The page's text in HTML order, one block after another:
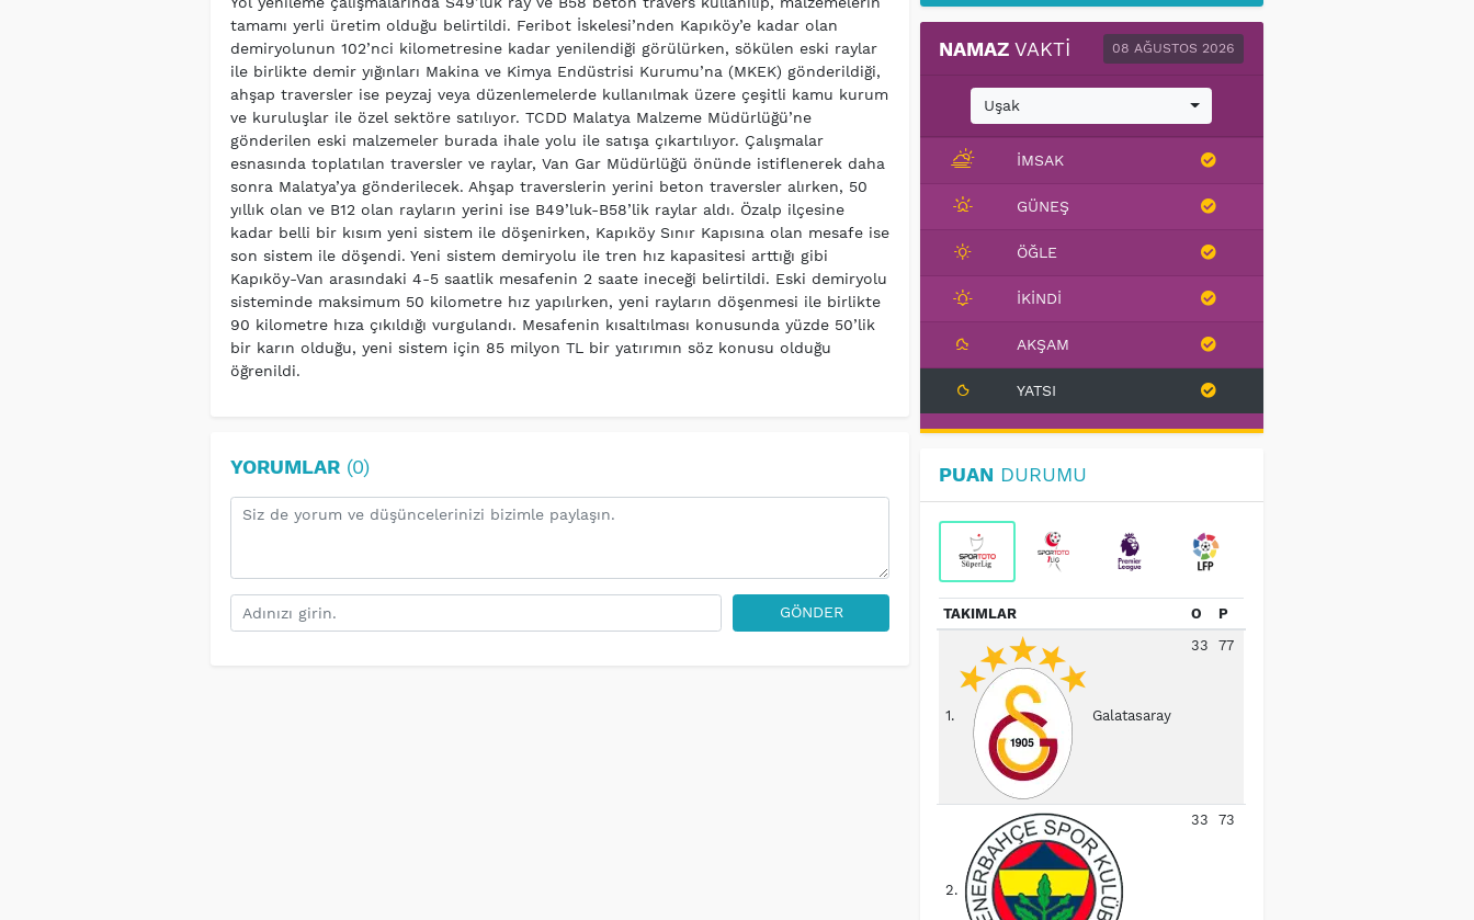
tamamı yerli üretim olduğu belirtildi. Feribot İskelesi’nden Kapıköy’e kadar olan
demiryolunun 102’nci kilometresine kadar yenilendiği görülürken, sökülen eski raylar
ile birlikte demir yığınları Makina ve Kimya Endüstrisi Kurumu’na (MKEK) gönderildiği,
ahşap traversler ise peyzaj veya düzenlemelerde kullanılmak üzere çeşitli kamu kurum
ve kuruluşlar ile özel sektöre satılıyor. TCDD Malatya Malzeme Müdürlüğü’ne
gönderilen eski malzemeler burada ihale yolu ile satışa çıkartılıyor. Çalışmalar
esnasında toplatılan traversler ve raylar, Van Gar Müdürlüğü önünde istiflenerek daha
sonra Malatya’ya gönderilecek. Ahşap traverslerin yerini beton traversler alırken, 50
yıllık olan ve B12 olan rayların yerini ise B49’luk-B58’lik raylar aldı. Özalp ilçesine
kadar belli bir kısım yeni sistem ile döşenirken, Kapıköy Sınır Kapısına olan mesafe ise
son sistem ile döşendi. Yeni sistem demiryolu ile tren hız kapasitesi arttığı gibi
Kapıköy-Van arasındaki 4-5 saatlik mesafenin 2 saate ineceği belirtildi. Eski demiryolu
sisteminde maksimum 50 kilometre hız yapılırken, yeni rayların döşenmesi ile birlikte
90 kilometre hıza çıkıldığı vurgulandı. Mesafenin kısaltılması konusunda yüzde 50’lik
bir karın olduğu, yeni sistem için 85 milyon TL bir yatırımın söz konusu olduğu
öğrenildi.
YORUMLAR(0)
GÖNDER
NAMAZ VAKTI 08 AĞUSTOS 2026
Uşak
İMSAK
GÜNEŞ
ÖĞLE
İKINDI
AKŞAM
YATSI
PUAN DURUMU
TAKIMLAR O P
1. Galatasaray
33 77
2.
33 73